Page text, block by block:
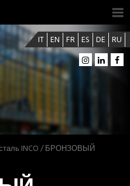
IT EN FR ES DE RU
INCO / БРОНЗОВЫЙ